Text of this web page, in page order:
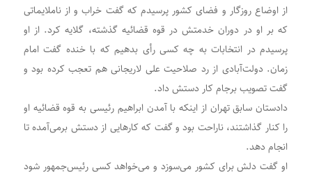
از اوضاع روزگار و فضای کشور پرسیدم که گفت خراب و از ناملایماتی
که بر او در دوران خدمتش در قوه قضائیه گذشته، گلایه کرد. از او
پرسیدم در انتخابات به چه کسی رأی بدهیم که با خنده گفت امام
زمان. دولت‌آبادی از رد صلاحیت علی لاریجانی هم تعجب کرده بود و
گفت تصویب برجام کار دستش داد.
دادستان سابق تهران از اینکه با آمدن ابراهیم رئیسی به قوه قضائیه او
را کنار گذاشتند، ناراحت بود و گفت که کارهایی از دستش برمی‌آمده تا
انجام دهد.
او گفت دلش برای کشور می‌سوزد و می‌خواهد کسی رئیس‌جمهور شود